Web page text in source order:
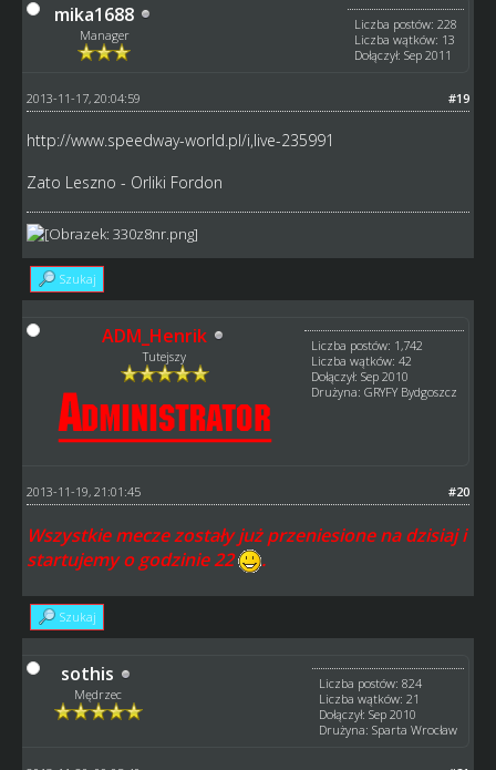
mika1688
Manager
Liczba postów: 228
Liczba wątków: 13
Dołączył: Sep 2011
#19
2013-11-17, 20:04:59
http://www.speedway-world.pl/i,live-235991
Zato Leszno - Orliki Fordon
Szukaj
ADM_Henrik
Tutejszy
Liczba postów: 1,742
Liczba wątków: 42
Dołączył: Sep 2010
Drużyna: GRYFY Bydgoszcz
#20
2013-11-19, 21:01:45
Wszystkie mecze zostały już przeniesione na dzisiaj i
startujemy o godzinie 22
.
Szukaj
sothis
Mędrzec
Liczba postów: 824
Liczba wątków: 21
Dołączył: Sep 2010
Drużyna: Sparta Wrocław